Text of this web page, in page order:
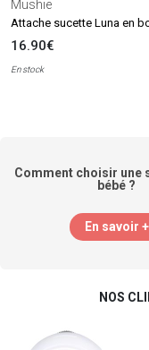
Mushie
Attache sucette Luna en
16.90€
En stock
Comment choisir une
bébé ?
En savoir +
NOS